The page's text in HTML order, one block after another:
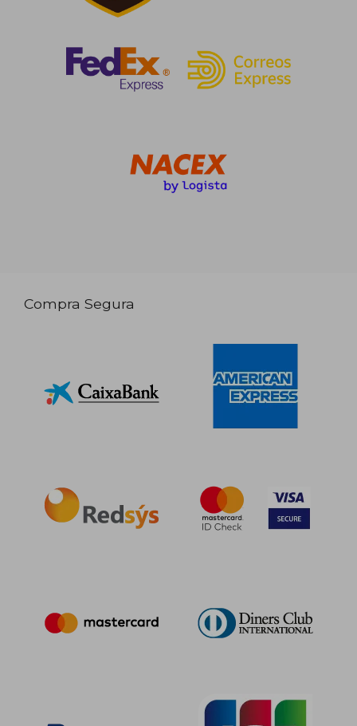
Compra Segura